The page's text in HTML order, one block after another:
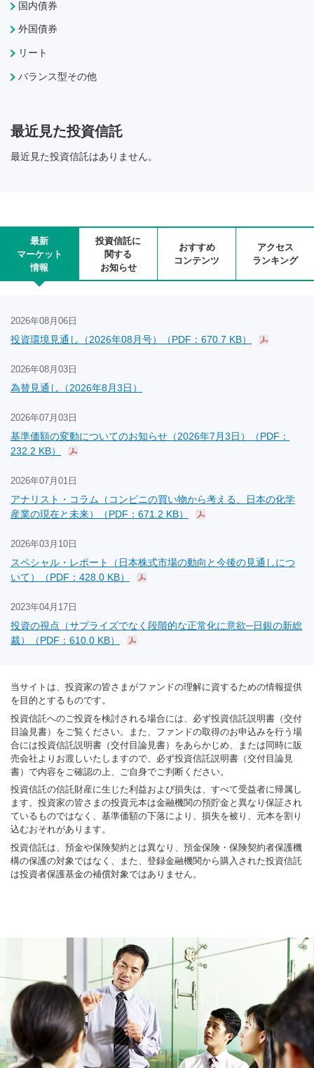
国内債券
外国債券
リート
バランス型その他
最近見た投資信託
最近見た投資信託はありません。
最新
マーケット
情報
投資信託に
関する
お知らせ
おすすめ
コンテンツ
アクセス
ランキング
2026年08月06日
投資環境見通し（2026年08月号）（PDF：670.7 KB）
2026年08月03日
為替見通し（2026年8月3日）
2026年07月03日
基準価額の変動についてのお知らせ（2026年7月3日）（PDF：
232.2 KB）
2026年07月01日
アナリスト・コラム（コンビニの買い物から考える、日本の化学
産業の現在と未来）（PDF：671.2 KB）
2026年03月10日
スペシャル・レポート（日本株式市場の動向と今後の見通しにつ
いて）（PDF：428.0 KB）
2023年04月17日
投資の視点（サプライズでなく段階的な正常化に意欲─日銀の新総
裁）（PDF：610.0 KB）
当サイトは、投資家の皆さまがファンドの理解に資するための情報提供
を目的とするものです。
投資信託へのご投資を検討される場合には、必ず投資信託説明書（交付
目論見書）をご覧ください。また、ファンドの取得のお申込みを行う場
合には投資信託説明書（交付目論見書）をあらかじめ、または同時に販
売会社よりお渡しいたしますので、必ず投資信託説明書（交付目論見
書）で内容をご確認の上、ご自身でご判断ください。
投資信託の信託財産に生じた利益および損失は、すべて受益者に帰属し
ます。投資家の皆さまの投資元本は金融機関の預貯金と異なり保証され
ているものではなく、基準価額の下落により、損失を被り、元本を割り
込むおそれがあります。
投資信託は、預金や保険契約とは異なり、預金保険・保険契約者保護機
構の保護の対象ではなく、また、登録金融機関から購入された投資信託
は投資者保護基金の補償対象ではありません。